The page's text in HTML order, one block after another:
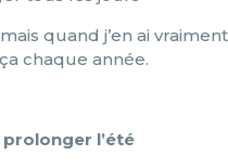
quand j’en ai
chaque année.
l’été